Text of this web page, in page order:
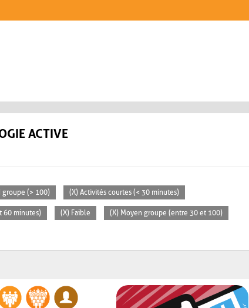
ACTIVE
groupe (> 100) (X) Activités courtes (< 30 minutes)
60 minutes) (X) Faible (X) Moyen groupe (entre 30 et 100)